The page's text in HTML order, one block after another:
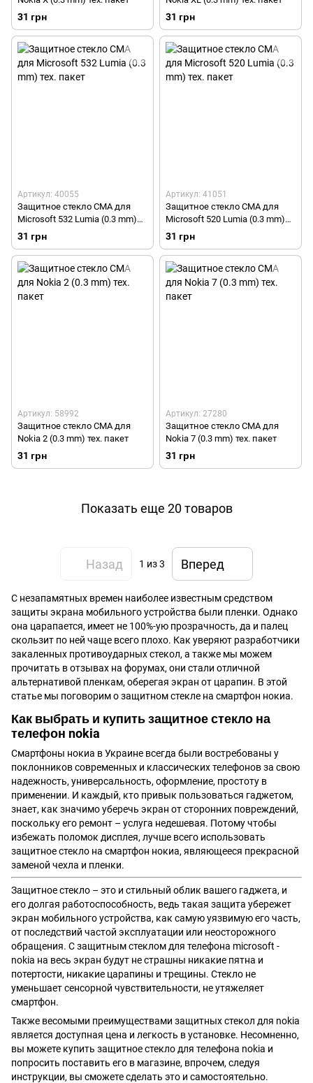
31 грн 31 грн
Артикул: 40055
Защитное стекло СМА для
Microsoft 532 Lumia (0.3 mm)
тех. пакет
31 грн
Артикул: 41051
Защитное стекло СМА для
Microsoft 520 Lumia (0.3 mm)
тех. пакет
31 грн
Артикул: 58992
Защитное стекло СМА для
Nokia 2 (0.3 mm) тех. пакет
31 грн
Артикул: 27280
Защитное стекло СМА для
Nokia 7 (0.3 mm) тех. пакет
31 грн
Показать еще 20 товаров
Назад 1 из 3 Вперед
С незапамятных времен наиболее известным средством
защиты экрана мобильного устройства были пленки. Однако
она царапается, имеет не 100%-ую прозрачность, да и палец
скользит по ней чаще всего плохо. Как уверяют разработчики
закаленных противоударных стекол, а также мы можем
прочитать в отзывах на форумах, они стали отличной
альтернативой пленкам, оберегая экран от царапин. В этой
статье мы поговорим о защитном стекле на смартфон нокиа.
Как выбрать и купить защитное стекло на
телефон nokia
Смартфоны нокиа в Украине всегда были востребованы у
поклонников современных и классических телефоновза свою
надежность, универсальность, оформление, простоту в
применении. И каждый, кто привык пользоваться гаджетом,
знает, как значимо уберечь экран от сторонних повреждений,
поскольку его ремонт – услуга недешевая. Потому чтобы
избежать поломок дисплея, лучше всего использовать
защитное стекло на смартфон нокиа, являющееся прекрасной
заменой чехла и пленки.
Защитное стекло – это и стильный облик вашего гаджета, и
его долгая работоспособность, ведь такая защита убережет
экран мобильного устройства, как самую уязвимую его часть,
от последствий частой эксплуатации или неосторожного
обращения. С защитным стеклом для телефона microsoft -
nokia на весь экран будут не страшны никакие пятна и
потертости, никакие царапины и трещины. Стекло не
уменьшает сенсорной чувствительности, не утяжеляет
смартфон.
Также весомыми преимуществами защитных стекол для nokia
является доступная цена и легкость в установке. Несомненно,
вы можете купить защитное стекло для телефона nokia и
попросить поставить его в магазине, впрочем, следуя
инструкции, вы сможете сделать это и самостоятельно.